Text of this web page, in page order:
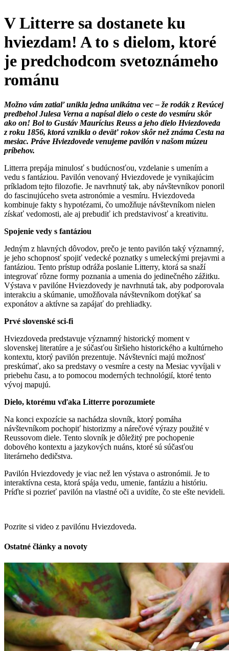
V Litterre sa dostanete ku
hviezdam! A to s dielom, ktoré
je predchodcom svetoznámeho
románu
Možno vám zatiaľ unikla jedna unikátna vec – že rodák z Revúcej
predbehol Julesa Verna a napísal dielo o ceste do vesmíru skôr
ako on! Bol to Gustáv Maurícius Reuss a jeho dielo Hviezdoveda
z roku 1856, ktorá vznikla o deväť rokov skôr než známa Cesta na
mesiac. Práve Hviezdovede venujeme pavilón v našom múzeu
príbehov.
Litterra prepája minulosť s budúcnosťou, vzdelanie s umením a
vedu s fantáziou. Pavilón venovaný Hviezdovede je vynikajúcim
príkladom tejto filozofie. Je navrhnutý tak, aby návštevníkov ponoril
do fascinujúceho sveta astronómie a vesmíru. Hviezdoveda
kombinuje fakty s hypotézami, čo umožňuje návštevníkom nielen
získať vedomosti, ale aj prebudiť ich predstavivosť a kreativitu.
Spojenie vedy s fantáziou
Jedným z hlavných dôvodov, prečo je tento pavilón taký významný,
je jeho schopnosť spojiť vedecké poznatky s umeleckými prejavmi a
fantáziou. Tento prístup odráža poslanie Litterry, ktorá sa snaží
integrovať rôzne formy poznania a umenia do jedinečného zážitku.
Výstava v pavilóne Hviezdovedy je navrhnutá tak, aby podporovala
interakciu a skúmanie, umožňovala návštevníkom dotýkať sa
exponátov a aktívne sa zapájať do prehliadky.
Prvé slovenské sci-fi
Hviezdoveda predstavuje významný historický moment v
slovenskej literatúre a je súčasťou širšieho historického a kultúrneho
kontextu, ktorý pavilón prezentuje. Návštevníci majú možnosť
preskúmať, ako sa predstavy o vesmíre a cesty na Mesiac vyvíjali v
priebehu času, a to pomocou moderných technológií, ktoré tento
vývoj mapujú.
Dielo, ktorému vďaka Litterre porozumiete
Na konci expozície sa nachádza slovník, ktorý pomáha
návštevníkom pochopiť historizmy a nárečové výrazy použité v
Reussovom diele. Tento slovník je dôležitý pre pochopenie
dobového kontextu a jazykových nuáns, ktoré sú súčasťou
literárneho dedičstva.
Pavilón Hviezdovedy je viac než len výstava o astronómii. Je to
interaktívna cesta, ktorá spája vedu, umenie, fantáziu a históriu.
Príďte si pozrieť pavilón na vlastné oči a uvidíte, čo ste ešte nevideli.
Pozrite si video z pavilónu Hviezdoveda.
Ostatné články a novoty